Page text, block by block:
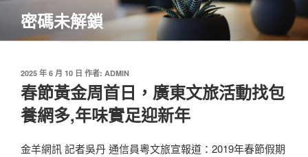
主
密碼未解鎖
發
佈
於
2025 年 6 月 10 日 作者: ADMIN
春節黃金周首日，廣東文旅活動找包
養網多,年味實足迎新年
金羊網訊 記者吳丹 通信員粵文旅宣報道：2019年春節假期